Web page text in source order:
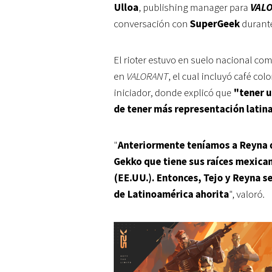
Ulloa, publishing manager para
conversación con SuperGeek
El rioter estuvo en suelo nacional
en VALORANT, el cual incluyó café
iniciador, donde explicó que "tener
de tener más representación
"Anteriormente teníamos a Reyna
Gekko que tiene sus raíces
(EE.UU.). Entonces, Tejo y Reyna
de Latinoamérica ahorita", valoró.